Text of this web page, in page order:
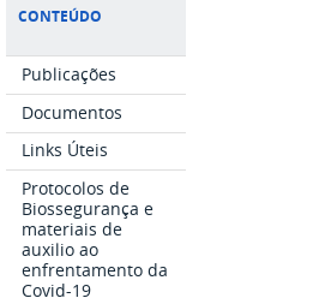
CONTEÚDO
Publicações
Documentos
Links Úteis
Protocolos de
Biossegurança e
materiais de
auxilio ao
enfrentamento da
Covid-19